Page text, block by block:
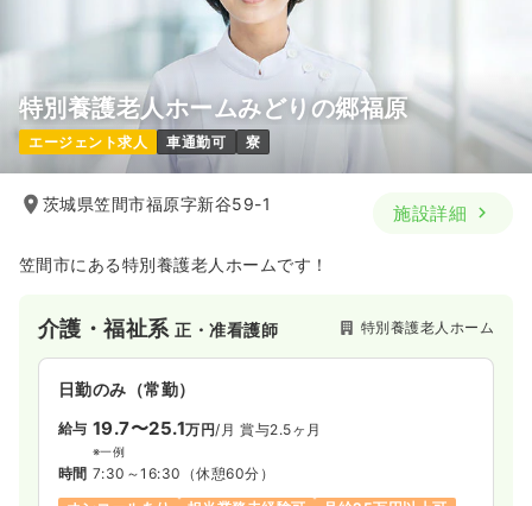
気になる
日勤のみ（パート） 一時募集休止
給与 時給1,500円〜
時間 8:30～17:30（休憩60分）
日曜休み
時給1,500円以上可
気になる
特別養護老人ホームみどりの郷福原
エージェント求人 車通勤可 寮
茨城県笠間市福原字新谷59-1 施設詳細
笠間市にある特別養護老人ホームです！
介護・福祉系正・准看護師 特別養護老人ホーム
日勤のみ（常勤）
給与 19.7〜25.1万円/月 賞与2.5ヶ月
※一例
時間 7:30～16:30 （休憩60分）